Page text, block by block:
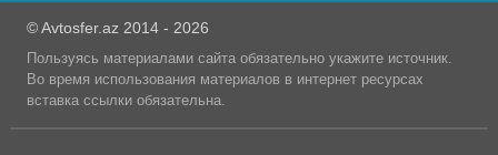
© Avtosfer.az 2014 - 2026
Пользуясь материалами сайта обязательно укажите источник.
Во время использования материалов в интернет ресурсах
вставка ссылки обязательна.